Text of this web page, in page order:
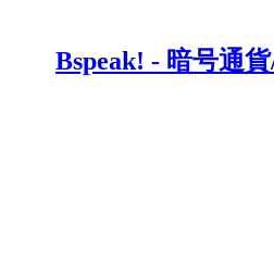
Bspeak! - 暗号通